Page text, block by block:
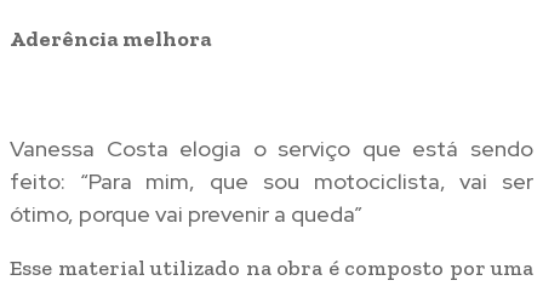
Aderência melhora
Vanessa Costa elogia o serviço que está sendo
feito: “Para mim, que sou motociclista, vai ser
ótimo, porque vai prevenir a queda”
Esse material utilizado na obra é composto por uma